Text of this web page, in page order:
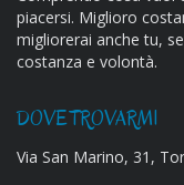
piacersi. Miglioro
migliorerai anche tu,
costanza e volontà.
DOVE TROVARMI
Via San Marino, 31,